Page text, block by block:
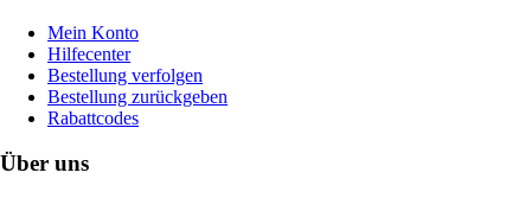
Mein Konto
Hilfecenter
Bestellung verfolgen
Bestellung zurückgeben
Rabattcodes
Über uns